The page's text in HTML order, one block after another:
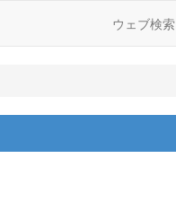
ウェブ検索